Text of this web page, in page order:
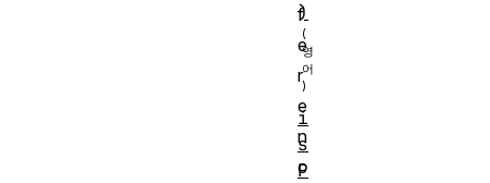
f
e
r
e
n
c
)
i
s
P